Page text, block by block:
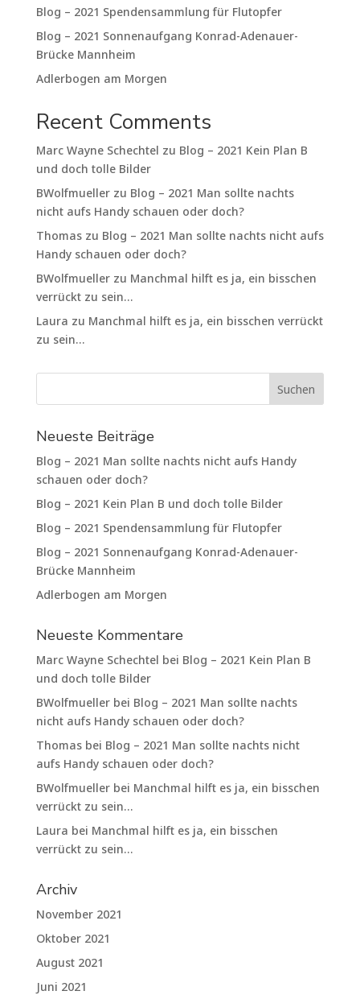
Blog – 2021 Spendensammlung für Flutopfer
Blog – 2021 Sonnenaufgang Konrad-Adenauer-
Brücke Mannheim
Adlerbogen am Morgen
Recent Comments
Marc Wayne Schechtel zu Blog – 2021 Kein Plan B
und doch tolle Bilder
BWolfmuellerzu Blog – 2021 Man sollte nachts
nicht aufs Handy schauen oder doch?
Thomaszu Blog – 2021 Man sollte nachts nicht aufs
Handy schauen oder doch?
BWolfmuellerzu Manchmal hilft es ja, ein bisschen
verrückt zu sein…
Laura zu Manchmal hilft es ja, ein bisschen verrückt
zu sein…
Neueste Beiträge
Blog – 2021 Man sollte nachts nicht aufs Handy
schauen oder doch?
Blog – 2021 Kein Plan B und doch tolle Bilder
Blog – 2021 Spendensammlung für Flutopfer
Blog – 2021 Sonnenaufgang Konrad-Adenauer-
Brücke Mannheim
Adlerbogen am Morgen
Neueste Kommentare
Marc Wayne Schechtel bei Blog – 2021 Kein Plan B
und doch tolle Bilder
BWolfmuellerbei Blog – 2021 Man sollte nachts
nicht aufs Handy schauen oder doch?
Thomasbei Blog – 2021 Man sollte nachts nicht
aufs Handy schauen oder doch?
BWolfmuellerbei Manchmal hilft es ja, ein bisschen
verrückt zu sein…
Laura bei Manchmal hilft es ja, ein bisschen
verrückt zu sein…
Archiv
November 2021
Oktober 2021
August 2021
Juni 2021